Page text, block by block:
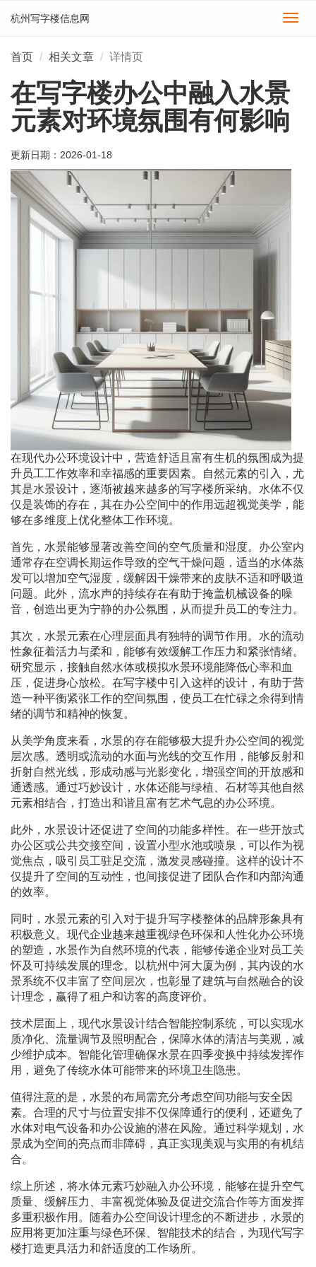
切
杭州写字楼信息网
首页 相关文章 详情页
在写字楼办公中融入水景
元素对环境氛围有何影响
更新日期： 2026-01-18
在现代办公环境设计中，营造舒适且富有生机的氛围成为提
升员工工作效率和幸福感的重要因素。自然元素的引入，尤
其是水景设计，逐渐被越来越多的写字楼所采纳。水体不仅
仅是装饰的存在，其在办公空间中的作用远超视觉美学，能
够在多维度上优化整体工作环境。
首先，水景能够显著改善空间的空气质量和湿度。办公室内
通常存在空调长期运作导致的空气干燥问题，适当的水体蒸
发可以增加空气湿度，缓解因干燥带来的皮肤不适和呼吸道
问题。此外，流水声的持续存在有助于掩盖机械设备的噪
音，创造出更为宁静的办公氛围，从而提升员工的专注力。
其次，水景元素在心理层面具有独特的调节作用。水的流动
性象征着活力与柔和，能够有效缓解工作压力和紧张情绪。
研究显示，接触自然水体或模拟水景环境能降低心率和血
压，促进身心放松。在写字楼中引入这样的设计，有助于营
造一种平衡紧张工作的空间氛围，使员工在忙碌之余得到情
绪的调节和精神的恢复。
从美学角度来看，水景的存在能够极大提升办公空间的视觉
层次感。透明或流动的水面与光线的交互作用，能够反射和
折射自然光线，形成动感与光影变化，增强空间的开放感和
通透感。通过巧妙设计，水体还能与绿植、石材等其他自然
元素相结合，打造出和谐且富有艺术气息的办公环境。
此外，水景设计还促进了空间的功能多样性。在一些开放式
办公区或公共交接空间，设置小型水池或喷泉，可以作为视
觉焦点，吸引员工驻足交流，激发灵感碰撞。这样的设计不
仅提升了空间的互动性，也间接促进了团队合作和内部沟通
的效率。
同时，水景元素的引入对于提升写字楼整体的品牌形象具有
积极意义。现代企业越来越重视绿色环保和人性化办公环境
的塑造，水景作为自然环境的代表，能够传递企业对员工关
怀及可持续发展的理念。以杭州中河大厦为例，其内设的水
景系统不仅丰富了空间层次，也彰显了建筑与自然融合的设
计理念，赢得了租户和访客的高度评价。
技术层面上，现代水景设计结合智能控制系统，可以实现水
质净化、流量调节及照明配合，保障水体的清洁与美观，减
少维护成本。智能化管理确保水景在四季变换中持续发挥作
用，避免了传统水体可能带来的环境卫生隐患。
值得注意的是，水景的布局需充分考虑空间功能与安全因
素。合理的尺寸与位置安排不仅保障通行的便利，还避免了
水体对电气设备和办公设施的潜在风险。通过科学规划，水
景成为空间的亮点而非障碍，真正实现美观与实用的有机结
合。
综上所述，将水体元素巧妙融入办公环境，能够在提升空气
质量、缓解压力、丰富视觉体验及促进交流合作等方面发挥
多重积极作用。随着办公空间设计理念的不断进步，水景的
应用将更加注重与绿色环保、智能技术的结合，为现代写字
楼打造更具活力和舒适度的工作场所。